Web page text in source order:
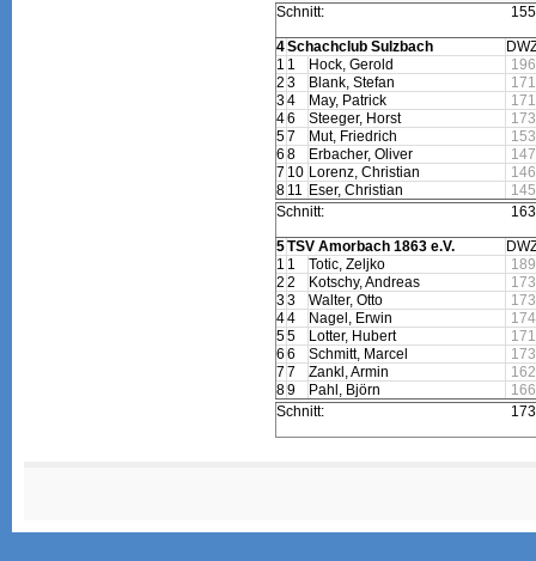
Schnitt:
4Schachclub Sulzbach
1 1 Hock, Gerold
2 3 Blank, Stefan
34 May, Patrick
46 Steeger, Horst
57 Mut, Friedrich
6 8 Erbacher, Oliver
7 10 Lorenz, Christian
8 11 Eser, Christian
Schnitt:
5TSV Amorbach 1863 e.V.
1 1 Totic, Zeljko
2 2 Kotschy, Andreas
33 Walter, Otto
44 Nagel, Erwin
55 Lotter, Hubert
6 6 Schmitt, Marcel
7 7 Zankl, Armin
89 Pahl, Björn
Schnitt: